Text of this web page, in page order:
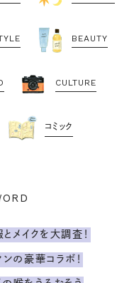
BEAUTY
CULTURE
コミック
メイクを大調査！
の豪華コラボ！